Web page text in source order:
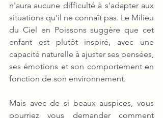
n'aura aucune difficulté à s'adapter aux
situations qu'il ne connaît pas. Le Milieu
du Ciel en Poissons suggère que cet
enfant est plutôt inspiré, avec une
capacité naturelle à ajuster ses pensées,
ses émotions et son comportement en
fonction de son environnement.
Mais avec de si beaux auspices, vous
pourriez vous demander comment